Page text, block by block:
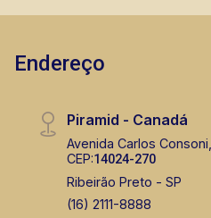
Endereço
Piramid - Canadá
Avenida Carlos
CEP:14024-270
Ribeirão Preto - SP
(16) 2111-8888